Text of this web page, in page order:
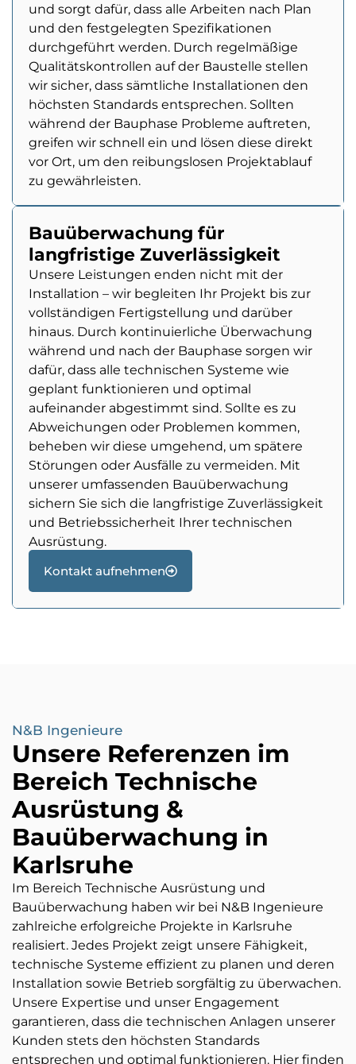
und sorgt dafür, dass alle Arbeiten nach Plan
und den festgelegten Spezifikationen
durchgeführt werden. Durch regelmäßige
Qualitätskontrollen auf der Baustelle stellen
wir sicher, dass sämtliche Installationen den
höchsten Standards entsprechen. Sollten
während der Bauphase Probleme auftreten,
greifen wir schnell ein und lösen diese direkt
vor Ort, um den reibungslosen Projektablauf
zu gewährleisten.
Bauüberwachung für
langfristige Zuverlässigkeit
Unsere Leistungen enden nicht mit der
Installation – wir begleiten Ihr Projekt bis zur
vollständigen Fertigstellung und darüber
hinaus. Durch kontinuierliche Überwachung
während und nach der Bauphase sorgen wir
dafür, dass alle technischen Systeme wie
geplant funktionieren und optimal
aufeinander abgestimmt sind. Sollte es zu
Abweichungen oder Problemen kommen,
beheben wir diese umgehend, um spätere
Störungen oder Ausfälle zu vermeiden. Mit
unserer umfassenden Bauüberwachung
sichern Sie sich die langfristige Zuverlässigkeit
und Betriebssicherheit Ihrer technischen
Ausrüstung.
Kontakt aufnehmen
N&B Ingenieure
Unsere Referenzen im
Bereich Technische
Ausrüstung &
Bauüberwachung in
Karlsruhe
Im Bereich Technische Ausrüstung und
Bauüberwachung haben wir bei N&B Ingenieure
zahlreiche erfolgreiche Projekte in Karlsruhe
realisiert. Jedes Projekt zeigt unsere Fähigkeit,
technische Systeme effizient zu planen und deren
Installation sowie Betrieb sorgfältig zu überwachen.
Unsere Expertise und unser Engagement
garantieren, dass die technischen Anlagen unserer
Kunden stets den höchsten Standards
entsprechen und optimal funktionieren. Hier finden